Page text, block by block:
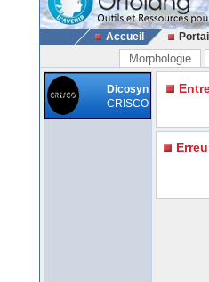
Accueil
Morphologie
Dicosyn
CRISCO